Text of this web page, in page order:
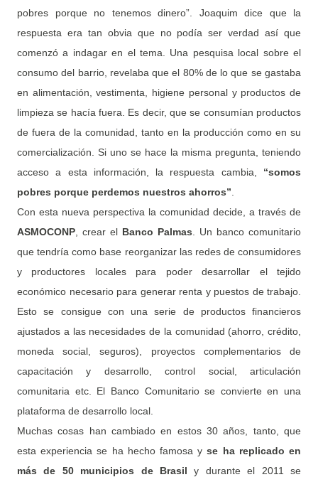
pobres porque no tenemos dinero”. Joaquim dice que la
respuesta era tan obvia que no podía ser verdad así que
comenzó a indagar en el tema. Una pesquisa local sobre el
consumo del barrio, revelaba que el 80% de lo que se gastaba
en alimentación, vestimenta, higiene personal y productos de
limpieza se hacía fuera. Es decir, que se consumían productos
de fuera de la comunidad, tanto en la producción como en su
comercialización. Si uno se hace la misma pregunta, teniendo
acceso a esta información, la respuesta cambia, “somos
pobres porque perdemos nuestros ahorros”.
Con esta nueva perspectiva la comunidad decide, a través de
ASMOCONP, crear el Banco Palmas. Un banco comunitario
que tendría como base reorganizar las redes de consumidores
y productores locales para poder desarrollar el tejido
económico necesario para generar renta y puestos de trabajo.
Esto se consigue con una serie de productos financieros
ajustados a las necesidades de la comunidad (ahorro, crédito,
moneda social, seguros), proyectos complementarios de
capacitación y desarrollo, control social, articulación
comunitaria etc. El Banco Comunitario se convierte en una
plataforma de desarrollo local.
Muchas cosas han cambiado en estos 30 años, tanto, que
esta experiencia se ha hecho famosa yse ha replicado en
más de 50 municipios de Brasil y durante el 2011 se